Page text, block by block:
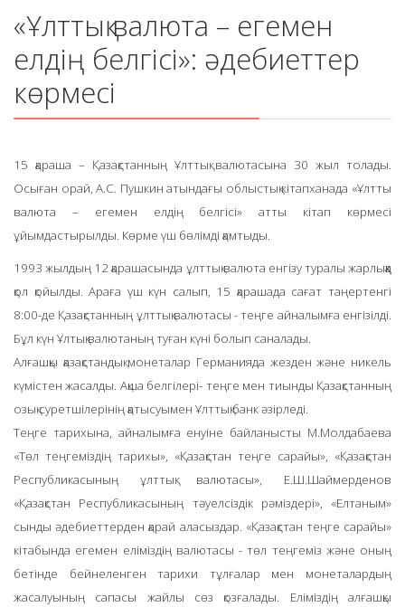
«Ұлттық валюта – егемен
елдің белгісі»: әдебиеттер
көрмесі
15 қараша – Қазақстанның Ұлттық валютасына 30 жыл толады.
Осыған орай, А.С. Пушкин атындағы облыстық кітапханада «Ұлттық
валюта – егемен елдің белгісі» атты кітап көрмесі
ұйымдастырылды. Көрме үш бөлімді қамтыды.
1993 жылдың 12 қарашасында ұлттық валюта енгізу туралы жарлыққа
қол қойылды. Араға үш күн салып, 15 қарашада сағат таңертенгі
8:00-де Қазақстанның ұлттық валютасы - теңге айналымға енгізілді.
Бұл күн Ұлтық валютаның туған күні болып саналады.
Алғашқы қазақстандық монеталар Германияда жезден және никель
күмістен жасалды. Ақша белгілері- теңге мен тиынды Қазақстанның
озық суретшілерінің қатысуымен Ұлттық банк әзірледі.
Теңге тарихына, айналымға енуіне байланысты М.Молдабаева
«Төл теңгеміздің тарихы», «Қазақстан теңге сарайы», «Қазақстан
Республикасының ұлттық валютасы», Е.Ш.Шаймерденов
«Қазақстан Республикасының тәуелсіздік рәміздері», «Елтаным»
сынды әдебиеттерден қарай аласыздар. «Қазақстан теңге сарайы»
кітабында егемен еліміздің валютасы - төл теңгеміз және оның
бетінде бейнеленген тарихи тұлғалар мен монеталардың
жасалуының сапасы жайлы сөз қозғалады. Еліміздің алғашқы